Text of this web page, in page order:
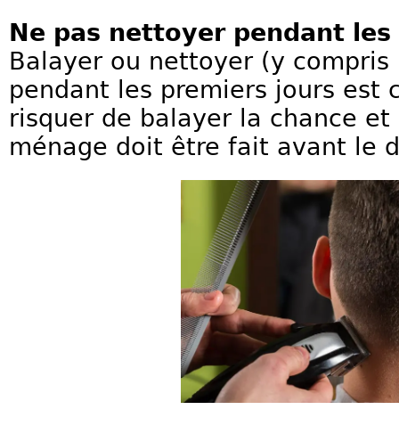
Ne pas nettoyer pendant
Balayer ou nettoyer (y compris
pendant les premiers jours est
risquer de balayer la chance
ménage doit être fait avant le